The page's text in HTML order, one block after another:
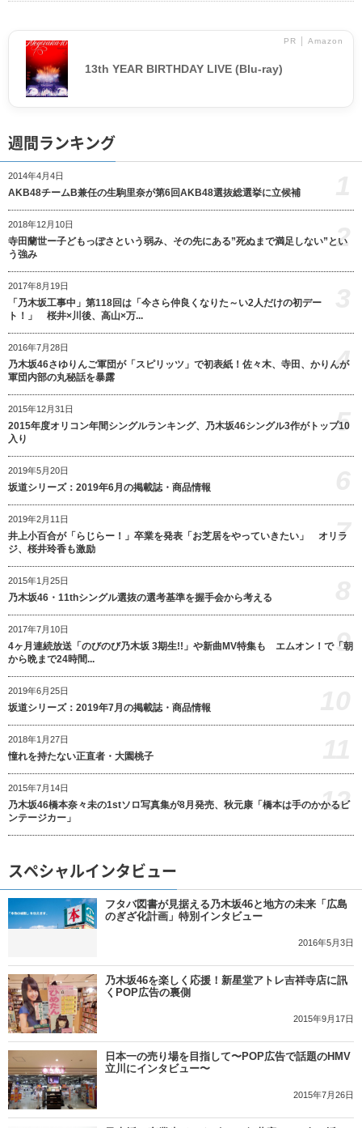
PR │ Amazon
13th YEAR BIRTHDAY LIVE (Blu-ray)
週間ランキング
2014年4月4日
AKB48チームB兼任の生駒里奈が第6回AKB48選抜総選挙に立候補
2018年12月10日
寺田蘭世ー子どもっぽさという弱み、その先にある”死ぬまで満足しない”とい
う強み
2
2017年8月19日
「乃木坂工事中」第118回は「今さら仲良くなりた～い2人だけの初デー
ト！」 桜井×川後、高山×万...
2016年7月28日
乃木坂46さゆりんご軍団が「スピリッツ」で初表紙！佐々木、寺田、かりんが
軍団内部の丸秘話を暴露
4
2015年12月31日
2015年度オリコン年間シングルランキング、乃木坂46シングル3作がトップ10
入り
5
2019年5月20日
坂道シリーズ：2019年6月の掲載誌・商品情報
2019年2月11日
井上小百合が「らじらー！」卒業を発表「お芝居をやっていきたい」 オリラ
ジ、桜井玲香も激励
7
2015年1月25日
乃木坂46・11thシングル選抜の選考基準を握手会から考える
2017年7月10日
4ヶ月連続放送「のびのび乃木坂 3期生!!」や新曲MV特集も エムオン！で「朝
から晩まで24時間...
9
2019年6月25日
坂道シリーズ：2019年7月の掲載誌・商品情報
2018年1月27日
憧れを持たない正直者・大園桃子
2015年7月14日
乃木坂46橋本奈々未の1stソロ写真集が8月発売、秋元康「橋本は手のかかるビ
ンテージカー」
12
スペシャルインタビュー
フタバ図書が見据える乃木坂46と地方の未来「広島
のぎざ化計画」特別インタビュー
2016年5月3日
乃木坂46を楽しく応援！新星堂アトレ吉祥寺店に訊
くPOP広告の裏側
2015年9月17日
日本一の売り場を目指して〜POP広告で話題のHMV
立川にインタビュー〜
2015年7月26日